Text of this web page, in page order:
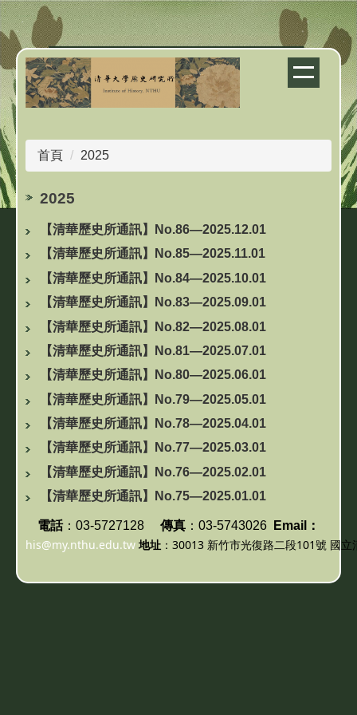
跳
到
主
要
內
容
區
首頁
2025
2025
【清華歷史所通訊】No.86—2025.12.01
【清華歷史所通訊】No.85—2025.11.01
【清華歷史所通訊】No.84—2025.10.01
【清華歷史所通訊】No.83—2025.09.01
【清華歷史所通訊】No.82—2025.08.01
【清華歷史所通訊】No.81—2025.07.01
【清華歷史所通訊】No.80—2025.06.01
【清華歷史所通訊】No.79—2025.05.01
【清華歷史所通訊】No.78—2025.04.01
【清華歷史所通訊】No.77—2025.03.01
【清華歷史所通訊】No.76—2025.02.01
【清華歷史所通訊】No.75—2025.01.01
電話： 03-5727128 傳真 ：03-5743026 Email：
his@my.nthu.edu.tw 地址 ：30013 新竹市光復路二段101號 國立